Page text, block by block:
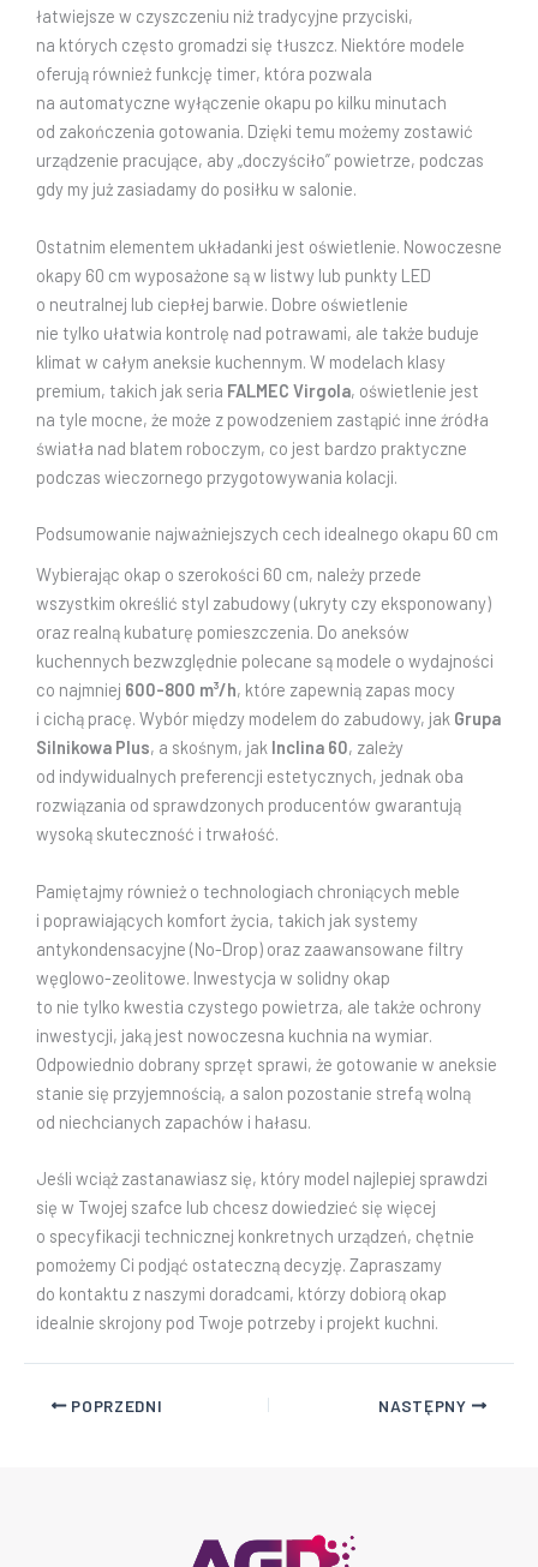
łatwiejsze w czyszczeniu niż tradycyjne przyciski,
na których często gromadzi się tłuszcz. Niektóre modele
oferują również funkcję timer, która pozwala
na automatyczne wyłączenie okapu po kilku minutach
od zakończenia gotowania. Dzięki temu możemy zostawić
urządzenie pracujące, aby „doczyściło” powietrze, podczas
gdy my już zasiadamy do posiłku w salonie.
Ostatnim elementem układanki jest oświetlenie. Nowoczesne
okapy 60 cm wyposażone są w listwy lub punkty LED
o neutralnej lub ciepłej barwie. Dobre oświetlenie
nie tylko ułatwia kontrolę nad potrawami, ale także buduje
klimat w całym aneksie kuchennym. W modelach klasy
premium, takich jak seria FALMEC Virgola, oświetlenie jest
na tyle mocne, że może z powodzeniem zastąpić inne źródła
światła nad blatem roboczym, co jest bardzo praktyczne
podczas wieczornego przygotowywania kolacji.
Podsumowanie najważniejszych cech idealnego okapu 60 cm
Wybierając okap o szerokości 60 cm, należy przede
wszystkim określić styl zabudowy (ukryty czy eksponowany)
oraz realną kubaturę pomieszczenia. Do aneksów
kuchennych bezwzględnie polecane są modele o wydajności
co najmniej 600-800 m³/h, które zapewnią zapas mocy
i cichą pracę. Wybór między modelem do zabudowy, jak Grupa
Silnikowa Plus, a skośnym, jak Inclina 60, zależy
od indywidualnych preferencji estetycznych, jednak oba
rozwiązania od sprawdzonych producentów gwarantują
wysoką skuteczność i trwałość.
Pamiętajmy również o technologiach chroniących meble
i poprawiających komfort życia, takich jak systemy
antykondensacyjne (No-Drop) oraz zaawansowane filtry
węglowo-zeolitowe. Inwestycja w solidny okap
to nie tylko kwestia czystego powietrza, ale także ochrony
inwestycji, jaką jest nowoczesna kuchnia na wymiar.
Odpowiednio dobrany sprzęt sprawi, że gotowanie w aneksie
stanie się przyjemnością, a salon pozostanie strefą wolną
od niechcianych zapachów i hałasu.
Jeśli wciąż zastanawiasz się, który model najlepiej sprawdzi
się w Twojej szafce lub chcesz dowiedzieć się więcej
o specyfikacji technicznej konkretnych urządzeń, chętnie
pomożemy Ci podjąć ostateczną decyzję. Zapraszamy
do kontaktu z naszymi doradcami, którzy dobiorą okap
idealnie skrojony pod Twoje potrzeby i projekt kuchni.
POPRZEDNI NASTĘPNY